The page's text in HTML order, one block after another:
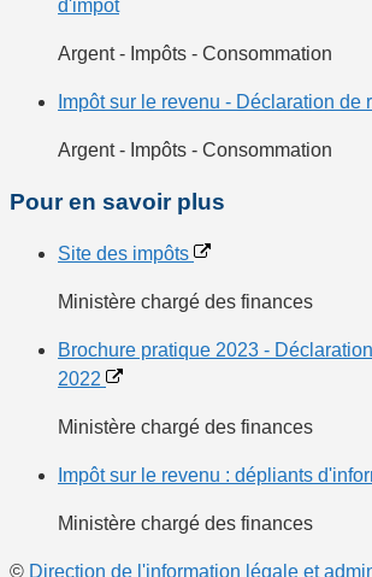
d'impôt
Argent - Impôts - Consommation
Impôt sur le revenu - Déclaration de
Argent - Impôts - Consommation
Pour en savoir plus
Site des impôts
Ministère chargé des finances
Brochure pratique 2023 -
2022
Ministère chargé des finances
Impôt sur le revenu : dépliants
Ministère chargé des finances
© Direction de l'information légale et